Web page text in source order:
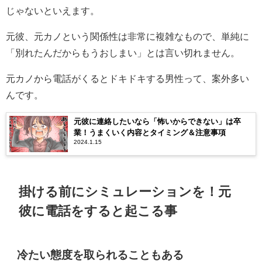
じゃないといえます。
元彼、元カノという関係性は非常に複雑なもので、単純に
「別れたんだからもうおしまい」とは言い切れません。
元カノから電話がくるとドキドキする男性って、案外多い
んです。
元彼に連絡したいなら「怖いからできない」は卒
業！うまくいく内容とタイミング＆注意事項
2024.1.15
掛ける前にシミュレーションを！元
彼に電話をすると起こる事
冷たい態度を取られることもある